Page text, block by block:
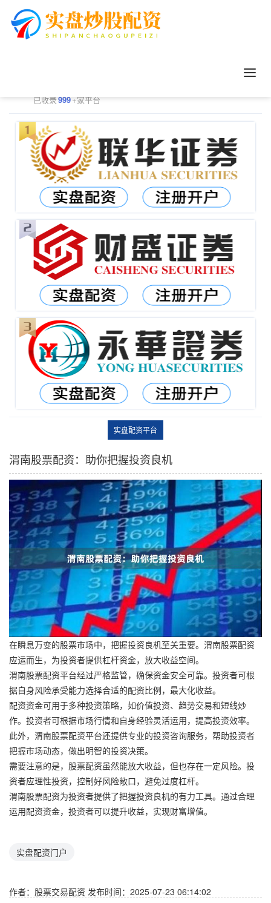
已收录999+家平台
实盘配资平台
渭南股票配资：助你把握投资良机
在瞬息万变的股票市场中，把握投资良机至关重要。渭南股票配资
应运而生，为投资者提供杠杆资金，放大收益空间。
渭南股票配资平台经过严格监管，确保资金安全可靠。投资者可根
据自身风险承受能力选择合适的配资比例，最大化收益。
配资资金可用于多种投资策略，如价值投资、趋势交易和短线炒
作。投资者可根据市场行情和自身经验灵活运用，提高投资效率。
此外，渭南股票配资平台还提供专业的投资咨询服务，帮助投资者
把握市场动态，做出明智的投资决策。
需要注意的是，股票配资虽然能放大收益，但也存在一定风险。投
资者应理性投资，控制好风险敞口，避免过度杠杆。
渭南股票配资为投资者提供了把握投资良机的有力工具。通过合理
运用配资资金，投资者可以提升收益，实现财富增值。
实盘配资门户
作者：股票交易配资 发布时间：2025-07-23 06:14:02